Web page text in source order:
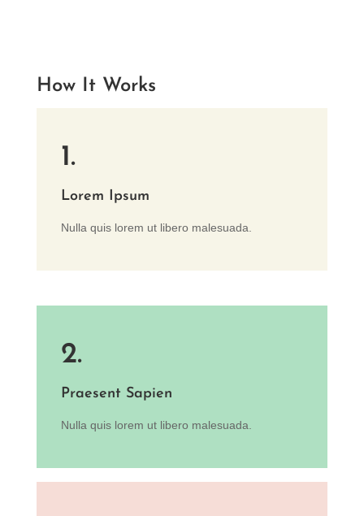
How It Works
1.
Lorem Ipsum
Nulla quis lorem ut libero malesuada.
2.
Praesent Sapien
Nulla quis lorem ut libero malesuada.